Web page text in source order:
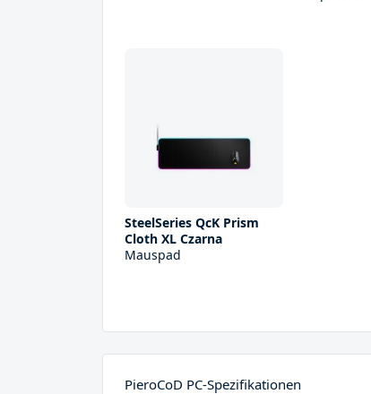
SteelSeries QcK Prism
Cloth XL Czarna
Mauspad
PieroCoD PC-Spezifikationen